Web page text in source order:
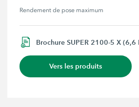
Rendement de pose maximum
Brochure SUPER 2100-5 X (6,6
Vers les produits